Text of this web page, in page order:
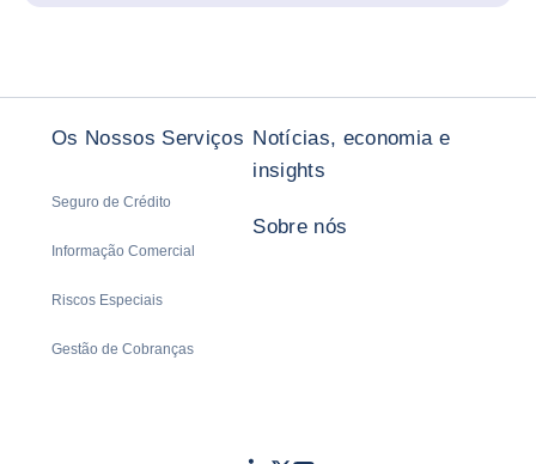
Os Nossos Serviços
Seguro de Crédito
Informação Comercial
Riscos Especiais
Gestão de Cobranças
Notícias, economia e
insights
Sobre nós